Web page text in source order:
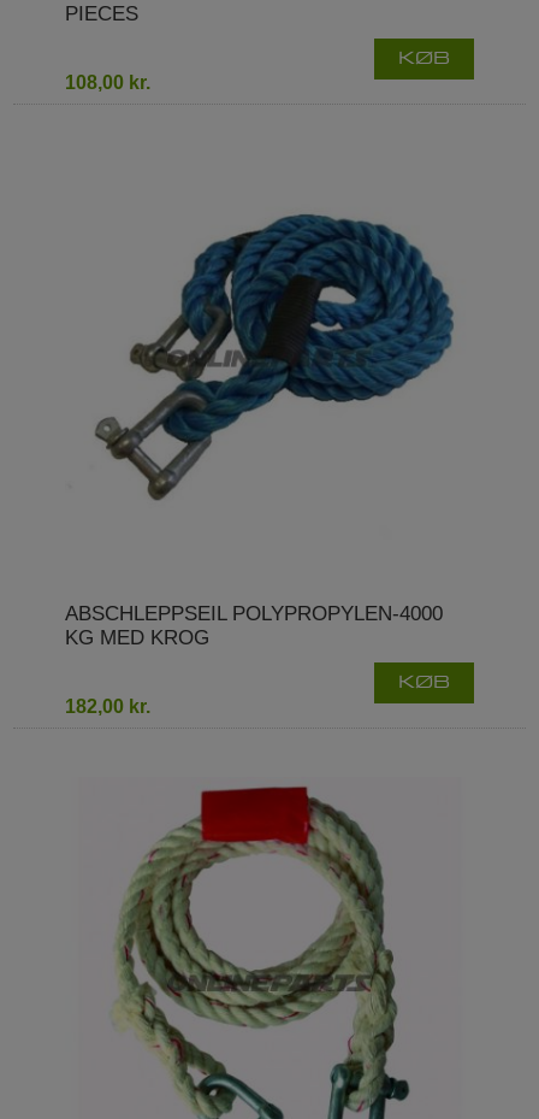
PIECES
108,00 kr.
KØB
ABSCHLEPPSEIL POLYPROPYLEN-4000
KG MED KROG
182,00 kr.
KØB